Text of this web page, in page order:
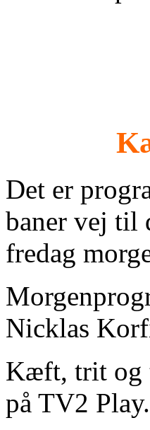
Det er
baner vej til
fredag
Nicklas
Kæft, trit og
på TV2